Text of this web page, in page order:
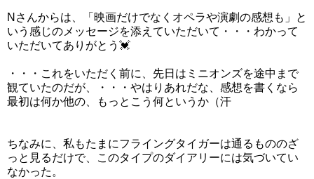
Nさんからは、「映画だけでなくオペラや演劇の感想も」と
いう感じのメッセージを添えていただいて・・・わかって
いただいてありがとう💓
・・・これをいただく前に、先日はミニオンズを途中まで
観ていたのだが、・・・やはりあれだな、感想を書くなら
最初は何か他の、もっとこう何というか（汗
ちなみに、私もたまにフライングタイガーは通るもののざ
っと見るだけで、このタイプのダイアリーには気づいてい
なかった。